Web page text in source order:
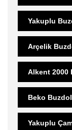
Yakuplu
Arçelik
Alkent 2000
Beko
Yakuplu